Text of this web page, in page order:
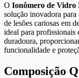
O Ionômero de Vidro
solução inovadora para
de lesões cariosas em
ideal para profissionais
duradoura,
funcionalidade e
Composição